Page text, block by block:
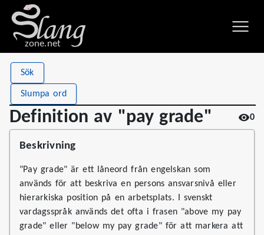
zone.net
Sök
Slumpa ord
Definition av "pay grade" 0
Definition av "pay grade"
Stat
Views
Definitions 1
Beskrivning
"Pay grade" är ett låneord från engelskan som
används för att beskriva en persons ansvarsnivå eller
hierarkiska position på en arbetsplats. I svenskt
vardagsspråk används det ofta i frasen "above my pay
grade" eller "below my pay grade" för att markera att